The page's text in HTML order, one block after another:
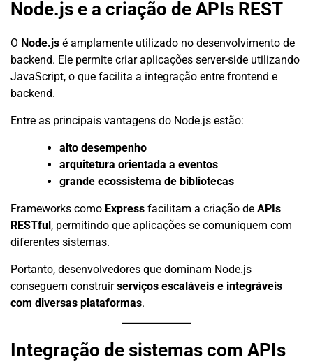
Node.js e a criação de APIs REST
O Node.js é amplamente utilizado no desenvolvimento de
backend. Ele permite criar aplicações server-side utilizando
JavaScript, o que facilita a integração entre frontend e
backend.
Entre as principais vantagens do Node.js estão:
alto desempenho
arquitetura orientada a eventos
grande ecossistema de bibliotecas
Frameworks como Express facilitam a criação de APIs
RESTful , permitindo que aplicações se comuniquem com
diferentes sistemas.
Portanto, desenvolvedores que dominam Node.js
conseguem construirserviços escaláveis e integráveis
com diversas plataformas.
Integração de sistemas com APIs